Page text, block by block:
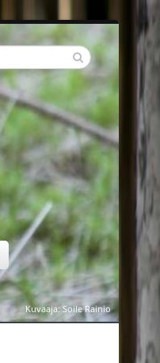
Kuvaaja: Soile Rainio